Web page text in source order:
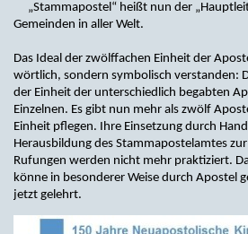
„Stammapostel“ heißt nun der
Gemeinden in aller Welt.
Das Ideal der zwölffachen Einheit der
wörtlich, sondern symbolisch verstanden:
der Einheit der unterschiedlich begabten
Einzelnen. Es gibt nun mehr als zwölf
Einheit pflegen. Ihre Einsetzung durch
Herausbildung des Stammapostelamtes
Rufungen werden nicht mehr praktiziert.
könne in besonderer Weise durch Apostel
jetzt gelehrt.